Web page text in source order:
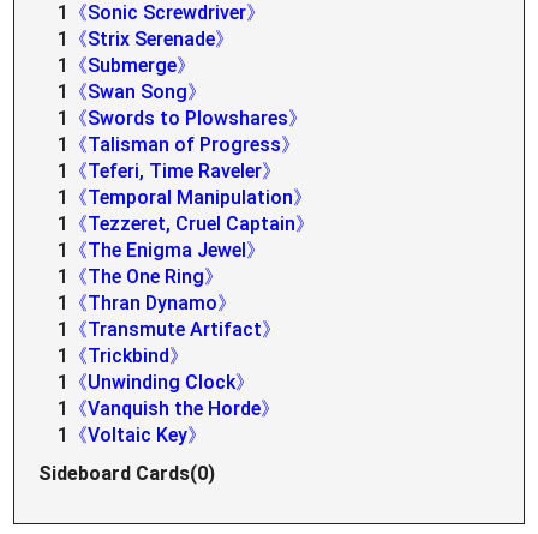
1
《Sonic Screwdriver》
1
《Strix Serenade》
1
《Submerge》
1
《Swan Song》
1
《Swords to Plowshares》
1
《Talisman of Progress》
1
《Teferi, Time Raveler》
1
《Temporal Manipulation》
1
《Tezzeret, Cruel Captain》
1
《The Enigma Jewel》
1
《The One Ring》
1
《Thran Dynamo》
1
《Transmute Artifact》
1
《Trickbind》
1
《Unwinding Clock》
1
《Vanquish the Horde》
1
《Voltaic Key》
Sideboard Cards(0)